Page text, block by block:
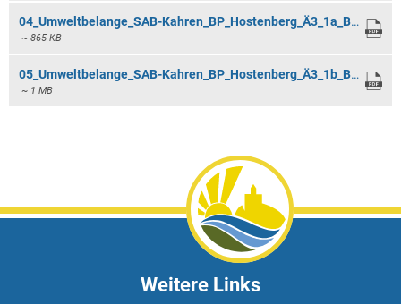
04_Umweltbelange_SAB-Kahren_BP_Hostenberg_Ä3_1a_Bestand LP 2015.pdf
~ 865 KB
05_Umweltbelange_SAB-Kahren_BP_Hostenberg_Ä3_1b_Bestand 2018.pdf
~ 1 MB
Weitere Links